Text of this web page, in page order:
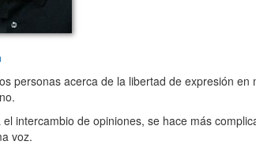
personas acerca de la libertad de expresión
intercambio de opiniones, se hace más
voz.